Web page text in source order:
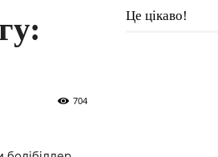
704
Це цікаво!